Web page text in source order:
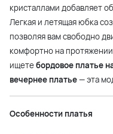
кристаллами добавляет
Легкая и летящая юбка
позволяя вам свободно
комфортно на
ищетебордовое платье
вечернее платье— эта
Особенности платья